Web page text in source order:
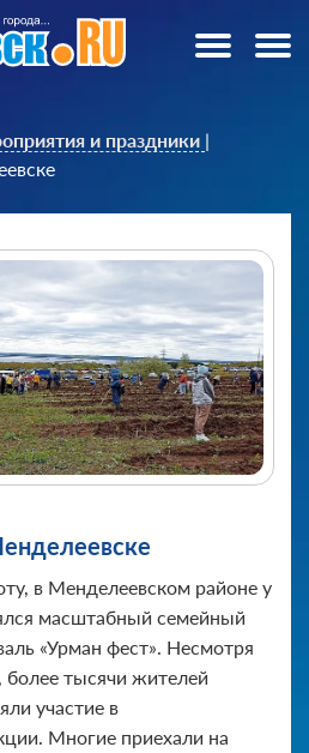
и праздники |
в Менделеевском районе у
масштабный семейный
«Урман фест». Несмотря
тысячи жителей
участие в
Многие приехали на